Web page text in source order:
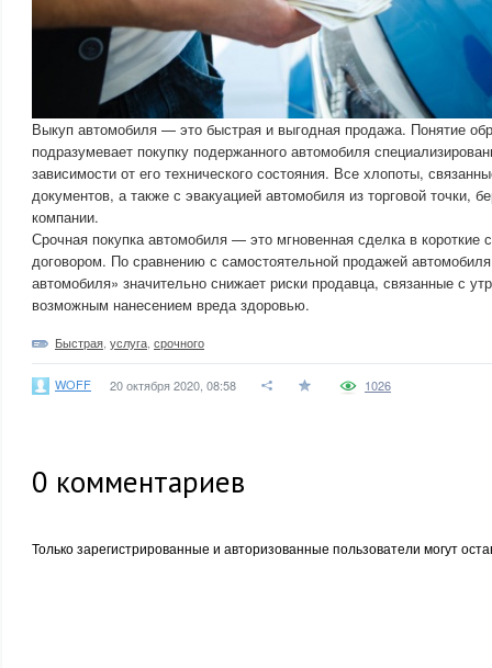
Выкуп автомобиля — это быстрая и выгодная продажа. Понятие
подразумевает покупку подержанного автомобиля
зависимости от его технического состояния. Все хлопоты,
документов, а также с эвакуацией автомобиля из торговой точки,
компании.
Срочная покупка автомобиля — это мгновенная сделка в короткие
договором. По сравнению с самостоятельной продажей
автомобиля» значительно снижает риски продавца, связанные с
возможным нанесением вреда здоровью.
Быстрая услуга срочного
WOFF 20 октября 2020, 08:58 1026
0 комментариев
Только зарегистрированные и авторизованные пользователи могут